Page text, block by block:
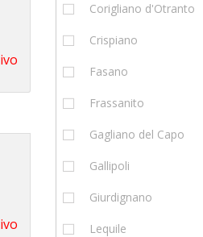
Corigliano d'Otranto
Crispiano
Fasano
Frassanito
Gagliano del Capo
Gallipoli
Giurdignano
Lequile